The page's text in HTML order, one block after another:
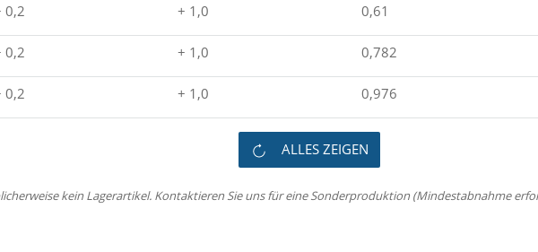
0,2 + 1,0 0,61
0,2 + 1,0 0,782
0,2 + 1,0 0,976
ALLES ZEIGEN
kein Lagerartikel. Kontaktieren Sie uns für eine Sonderproduktion (Mindestabnahme